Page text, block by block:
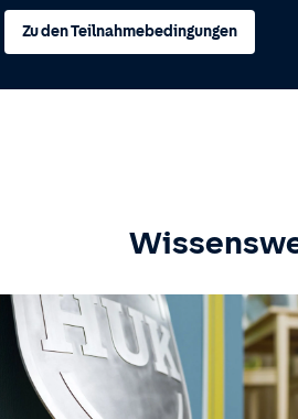
Zu den Teilnahmebedingungen